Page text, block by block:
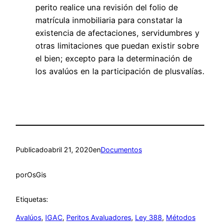
perito realice una revisión del folio de
matrícula inmobiliaria para constatar la
existencia de afectaciones, servidumbres y
otras limitaciones que puedan existir sobre
el bien; excepto para la determinación de
los avalúos en la participación de plusvalías.
Publicadoabril 21, 2020enDocumentos
porOsGis
Etiquetas:
Avalúos, IGAC, Peritos Avaluadores, Ley 388, Métodos